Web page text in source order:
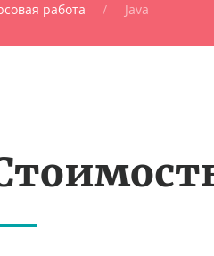
работа Java